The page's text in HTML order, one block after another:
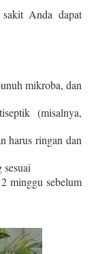
Anda dapat
mikroba, dan
(misalnya,
harus ringan dan
minggu sebelum